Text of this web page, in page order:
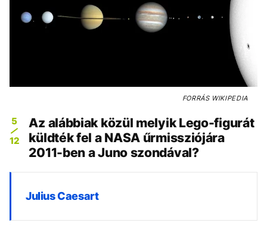
FORRÁSWIKIPEDIA
5
12
Az alábbiak közül melyik Lego-figurát
küldték fel a NASA űrmissziójára
2011-ben a Juno szondával?
Julius Caesart